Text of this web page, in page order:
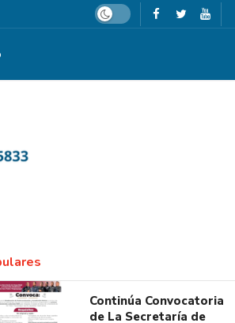
Dark mode
Continúa Convocatoria
de La Secretaría de